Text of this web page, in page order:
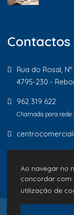
Ao navegar no
concordar com
utilização de
Contactos
Rua do Rosal, Nº
4795-230 -
962 319 622
Chamada para